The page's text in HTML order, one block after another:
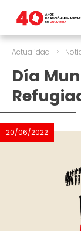
Actualidad >
Día
20/06/2022